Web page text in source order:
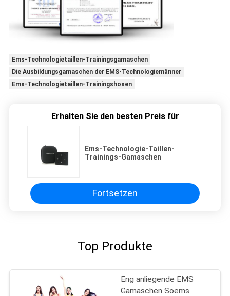
Ems-Technologietaillen-Trainingsgamaschen
Die Ausbildungsgamaschen der EMS-Technologiemänner
Ems-Technologietaillen-Trainingshosen
Erhalten Sie den besten Preis für
Ems-Technologie-Taillen-
Trainings-Gamaschen
Fortsetzen
Top Produkte
Eng anliegende EMS
Gamaschen Soems